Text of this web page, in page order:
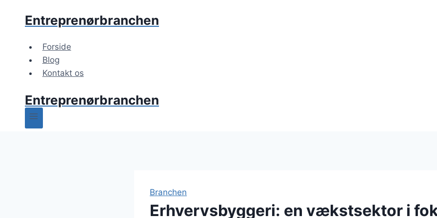
Entreprenørbranchen
Forside
Blog
Kontakt os
Entreprenørbranchen
Branchen
Erhvervsbyggeri: en vækstsektor i